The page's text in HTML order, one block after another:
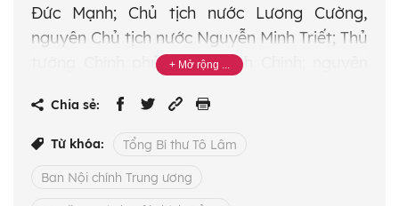
Đức Mạnh; Chủ tịch nước Lương Cường,
nguyên Chủ tịch nước Nguyễn Minh Triết; Thủ
tướng Chính phủ Phạm Minh Chính; nguyên
tịch Quốc hội Trần Thanh Mẫn; nguyên Chủ
tịch Quốc hội: Nguyễn Văn An, Nguyễn Sinh
Ban Bí thư Trần Cẩm Tú.
Chia sẻ:
Từ khóa: Tổng Bí thư Tô Lâm
Ban Nội chính Trung ương